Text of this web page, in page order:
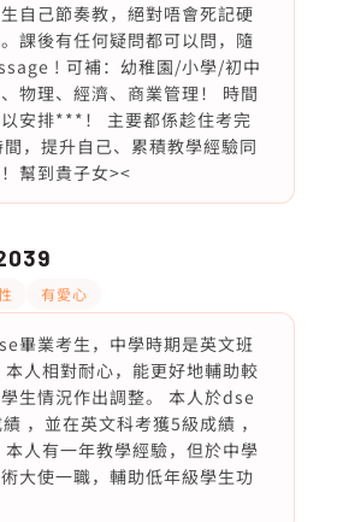
自己節奏教，絕對唔會死記硬
課後有任何疑問都可以問，隨
! 可補：幼稚園/小學/初中
物理、經濟、商業管理！ 時間
安排***！ 主要都係趁住考完
間，提升自己、累積教學經驗同
幫到貴子女><
有愛心
畢業考生，中學時期是英文班
人相對耐心，能更好地輔助較
生情況作出調整。 本人於dse
，並在英文科考獲5級成績 ，
人有一年教學經驗，但於中學
大使一職，輔助低年級學生功